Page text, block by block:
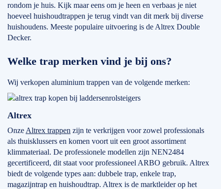
rondom je huis. Kijk maar eens om je heen en verbaas je niet
hoeveel huishoudtrappen je terug vindt van dit merk bij diverse
huishoudens. Meeste populaire uitvoering is de Altrex Double
Decker.
Welke trap merken vind je bij ons?
Wij verkopen aluminium trappen van de volgende merken:
Altrex
Onze Altrex trappen zijn te verkrijgen voor zowel professionals
als thuisklussers en komen voort uit een groot assortiment
klimmateriaal. De professionele modellen zijn NEN2484
gecertificeerd, dit staat voor professioneel ARBO gebruik. Altrex
biedt de volgende types aan: dubbele trap, enkele trap,
magazijntrap en huishoudtrap. Altrex is de marktleider op het